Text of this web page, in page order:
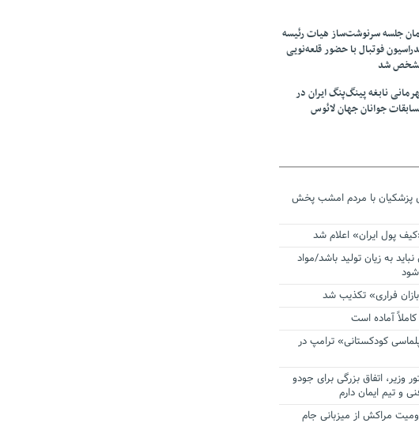
جلسه سرنوشت‌ساز هیات رئیسه
فوتبال با حضور قلعه‌نویی
شد
نابغه پینگ‌پنگ ایران در
جوانان جهان لائوس
با مردم امشب پخش
پول ایران» اعلام شد
به زیان تولید باشد/مواد
شود
فراری» تکذیب شد
آماده است
کودکستانی» ترامپ در
وزیر، اتفاق بزرگی برای جودو
و تیم ایمان دارم
مراکش از میزبانی جام